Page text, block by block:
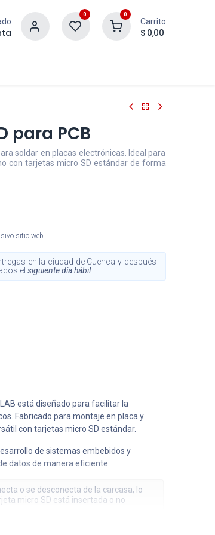
0 0
Carrito
$ 0,00
para PCB
soldar en placas electrónicas. Ideal para
con tarjetas micro SD estándar de forma
sitio web
en la ciudad de Cuenca y después
elsiguiente día hábil.
está diseñado para facilitar la
Fabricado para montaje en placa y
con tarjetas micro SD estándar.
de sistemas embebidos y
datos de manera eficiente.
o se desconecta de la carcasa, lo
micro SD está insertada o no